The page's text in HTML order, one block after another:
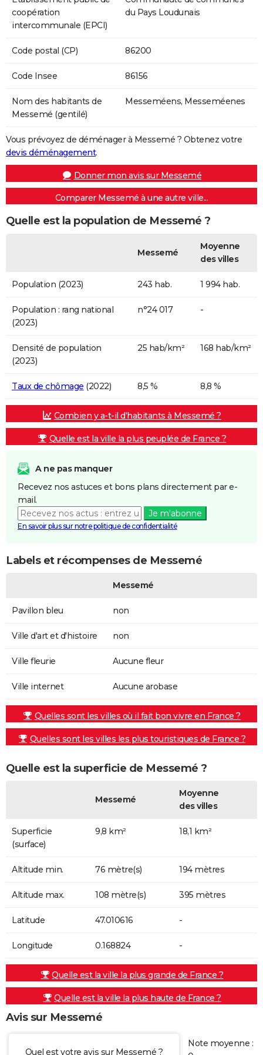
coopération
intercommunale (EPCI)
du Pays Loudunais
Code postal (CP) 86200
Code Insee 86156
Nom des habitants de
Messemé (gentilé)
Messeméens, Messeméenes
Vous prévoyez de déménager à Messemé ? Obtenez votre
devis déménagement.
Donner mon avis sur Messemé
Comparer Messemé à une autre ville...
Quelle est la population de Messemé ?
Messemé
Moyenne
des villes
Population (2023) 243 hab. 1 994 hab.
Population : rang national
(2023)
n°24 017 -
Densité de population
(2023)
25 hab/km² 168 hab/km²
Taux de chômage (2022) 8,5 % 8,8 %
Combien y a-t-il d'habitants à Messemé ?
Quelle est la ville la plus peuplée de France ?
A ne pas manquer
Recevez nos astuces et bons plans directement par e-
mail.
Je m'abonne
En savoir plus sur notre politique de confidentialité
Labels et récompenses de Messemé
Messemé
Pavillon bleu non
Ville d'art et d'histoire non
Ville fleurie Aucune fleur
Ville internet Aucune arobase
Quelles sont les villes où il fait bon vivre en France ?
Quelles sont les villes les plus touristiques de France ?
Quelle est la superficie de Messemé ?
Messemé
Moyenne
des villes
Superficie
(surface)
9,8 km² 18,1 km²
Altitude min. 76 mètre(s) 194 mètres
Altitude max. 108 mètre(s) 395 mètres
Latitude 47.010616 -
Longitude 0.168824 -
Quelle est la ville la plus grande de France ?
Quelle est la ville la plus haute de France ?
Avis sur Messemé
Quel est votre avis sur Messemé ?
Note moyenne :